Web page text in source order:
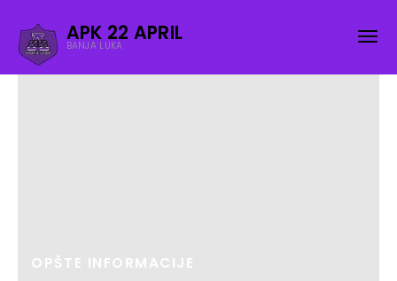
APK 22 APRIL
BANJA LUKA
OPŠTE INFORMACIJE